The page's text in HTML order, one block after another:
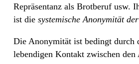
Repräsentanz als Brotberuf usw.
ist die systemische Anonymität
Die Anonymität ist bedingt durch
lebendigen Kontakt zwischen